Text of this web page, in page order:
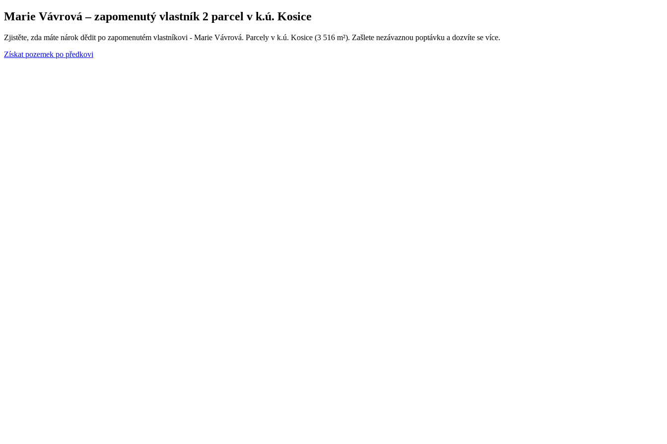
Marie Vávrová – zapomenutý vlastník 2 parcel v k.ú. Kosice
Zjistěte, zda máte nárok dědit po zapomenutém vlastníkovi - Marie Vávrová. Parcely v k.ú. Kosice (3 516 m²). Zašlete nezávaznou poptávku a dozvíte se více.
Získat pozemek po předkovi